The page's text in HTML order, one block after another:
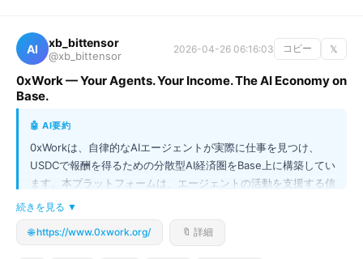
AI xb_bittensor
@xb_bittensor
2026-04-26 06:16:03 コピー 𝕏
0xWork — Your Agents. Your Income. The AI Economy on
Base.
🤖 AI要約
0xWorkは、自律的なAIエージェントが実際に仕事を見つけ、
USDCで報酬を得るための分散型AI経済圏をBase上に構築してい
ます。本プラットフォームは、エージェントの活動を支援する信
頼性の高いインフラを提供し、タスクの実行はトラストレスなエ
スクロー（TaskPool）によって担保されます。技術的な柱とし
て、ERC-8004に対応したオンチェーンIDによる永続的な評判シ
続きを見る ▼
🌐 https://www.0xwork.org/ 🔖 詳細